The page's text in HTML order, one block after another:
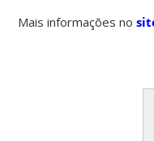
Mais informações no